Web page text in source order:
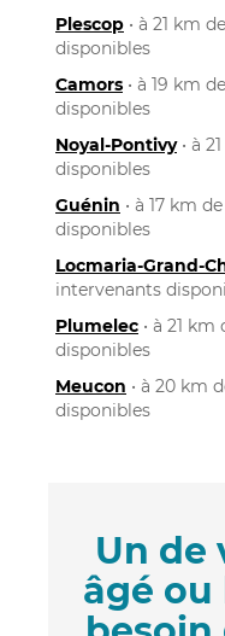
Plescop • à 21 km
disponibles
Camors • à 19 km
disponibles
Noyal-Pontivy• à
disponibles
Guénin • à 17 km
disponibles
Locmaria-Grand-
intervenants
Plumelec • à 21
disponibles
Meucon • à 20 km
disponibles
Un de
âgé ou